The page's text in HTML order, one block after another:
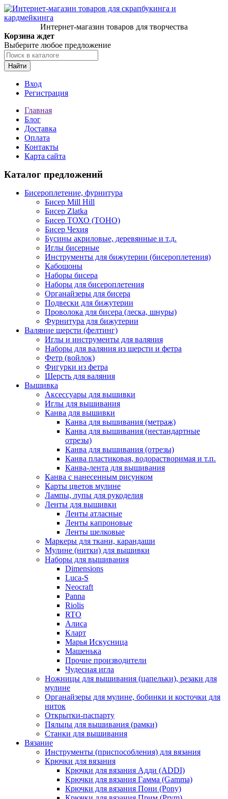
Интернет-магазин товаров для творчества
Корзина ждет
Выберите любое предложение
Найти
Вход
Регистрация
Главная
Блог
Доставка
Оплата
Контакты
Карта сайта
Каталог предложений
Бисероплетение, фурнитура
Бисер Mill Hill
Бисер Zlatka
Бисер ТОХО (TOHO)
Бисер Чехия
Бусины акриловые, деревянные и т.д.
Иглы бисерные
Инструменты для бижутерии (бисероплетения)
Кабошоны
Наборы бисера
Наборы для бисероплетения
Органайзеры для бисера
Подвески для бижутерии
Проволока для бисера (леска, шнуры)
Фурнитура для бижутерии
Валяние шерсти (фелтинг)
Иглы и инструменты для валяния
Наборы для валяния из шерсти и фетра
Фетр (войлок)
Фигурки из фетра
Шерсть для валяния
Вышивка
Аксессуары для вышивки
Иглы для вышивания
Канва для вышивки
Канва для вышивания (метраж)
Канва для вышивания (нестандартные
отрезы)
Канва для вышивания (отрезы)
Канва пластиковая, водорастворимая и т.п.
Канва-лента для вышивания
Канва с нанесенным рисунком
Карты цветов мулине
Лампы, лупы для рукоделия
Ленты для вышивки
Ленты атласные
Ленты капроновые
Ленты шелковые
Маркеры для ткани, карандаши
Мулине (нитки) для вышивки
Наборы для вышивания
Dimensions
Luca-S
Neocraft
Panna
Riolis
RTO
Алиса
Кларт
Марья Искусница
Машенька
Прочие производители
Чудесная игла
Ножницы для вышивания (цапельки), резаки для
мулине
Органайзеры для мулине, бобинки и косточки для
ниток
Открытки-паспарту
Пяльцы для вышивания (рамки)
Станки для вышивания
Вязание
Инструменты (приспособления) для вязания
Крючки для вязания
Крючки для вязания Адди (ADDI)
Крючки для вязания Гамма (Gamma)
Крючки для вязания Пони (Pony)